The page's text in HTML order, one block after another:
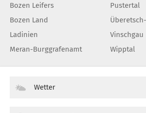
Bozen Leifers
Bozen Land
Ladinien
Meran-Burggrafenamt
Pustertal
Vinschgau
Wipptal
Wetter